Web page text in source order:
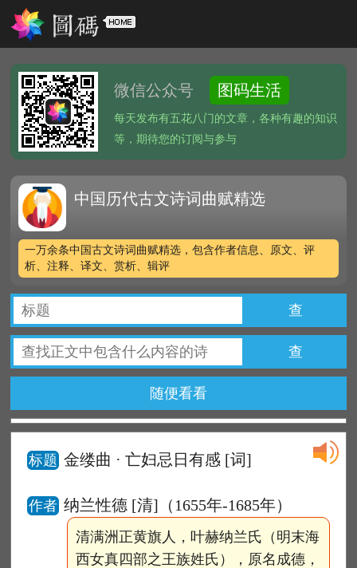
微信公众号 图码生活
每天发布有五花八门的文章，各种有趣的知识
等，期待您的订阅与参与
中国历代古文诗词曲赋精选
一万余条中国古文诗词曲赋精选，包含作者信息、原文、评
析、注释、译文、赏析、辑评
查
查
随便看看
标题 金缕曲 · 亡妇忌日有感 [词]
作者 纳兰性德 [清]（1655年-1685年）
清满洲正黄旗人，叶赫纳兰氏（明末海
西女真四部之王族姓氏），原名成德，